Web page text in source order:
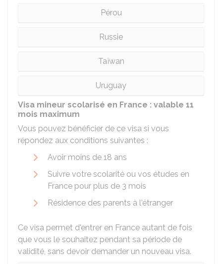
Pérou
Russie
Taïwan
Uruguay
Visa mineur scolarisé en France : valable 11
mois maximum
Vous pouvez bénéficier de ce visa si vous
répondez aux conditions suivantes :
Avoir moins de 18 ans
Suivre votre scolarité ou vos études en
France pour plus de 3 mois
Résidence des parents à l'étranger
Ce visa permet d'entrer en France autant de fois
que vous le souhaitez pendant sa période de
validité, sans devoir demander un nouveau visa.